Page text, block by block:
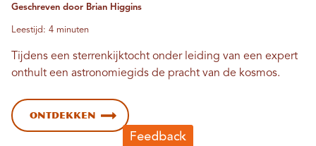
Geschreven door Brian Higgins
Leestijd: 4 minuten
Tijdens een sterrenkijktocht onder leiding van een expert
onthult een astronomiegids de pracht van de kosmos.
Ontdekken